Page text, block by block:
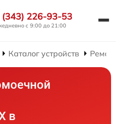
(343) 226-93-53
с 9:00 до 21:00
Каталог устройств
в